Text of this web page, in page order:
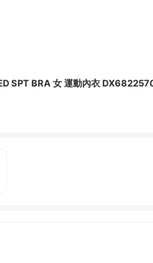
SPT BRA 女 運動內衣